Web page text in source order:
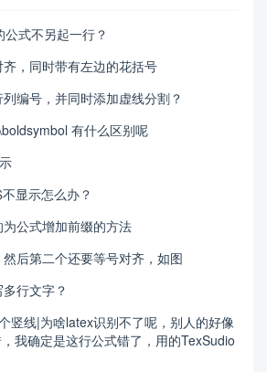
式不另起一行？
，同时带有左边的花括号
编号，并同时添加虚线分割？
有什么区别呢
显示怎么办？
公式增加前缀的方法
后第二个还要等号对齐，如图
行文字？
竖线|为啥latex识别不了呢，别人的好像
我确定是这行公式错了，用的TexSudio